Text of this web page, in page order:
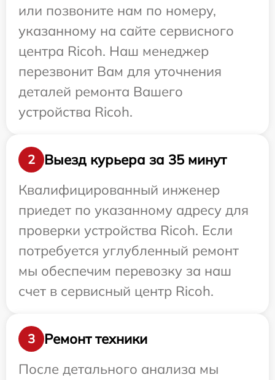
или позвоните нам по номеру,
указанному на сайте сервисного
центра Ricoh. Наш менеджер
перезвонит Вам для уточнения
деталей ремонта Вашего
устройства Ricoh.
2
Выезд курьера за 35 минут
Квалифицированный инженер
приедет по указанному адресу для
проверки устройства Ricoh. Если
потребуется углубленный ремонт
мы обеспечим перевозку за наш
счет в сервисный центр Ricoh.
3
Ремонт техники
После детального анализа мы